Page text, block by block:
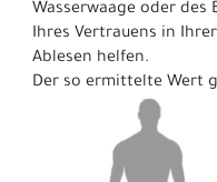
Wasserwaage oder des
Ihres Vertrauens in
Ablesen helfen.
Der so ermittelte Wert